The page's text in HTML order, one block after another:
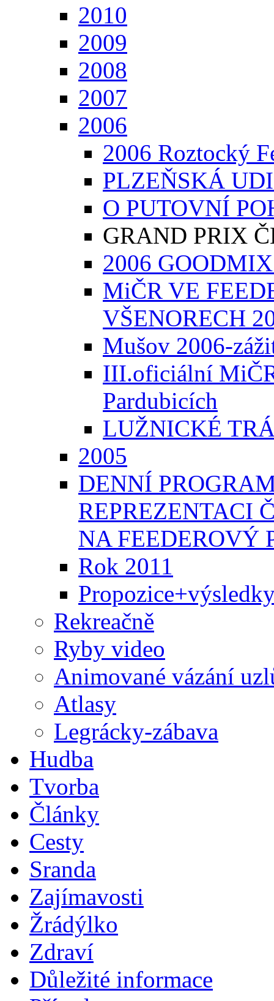
2010
2009
2008
2007
2006
2006 Roztocký
PLZEŇSKÁ
O PUTOVNÍ
GRAND PRIX
2006
MiČR VE
VŠENORECH
Mušov 2006-
III.oficiální
Pardubicích
LUŽNICKÉ
2005
DENNÍ
REPREZENTACI
NA FEEDEROVÝ
Rok 2011
Rekreačně
Ryby video
Animované vázání
Atlasy
Legrácky-zábava
Hudba
Tvorba
Články
Cesty
Sranda
Zajímavosti
Žrádýlko
Zdraví
Důležité informace